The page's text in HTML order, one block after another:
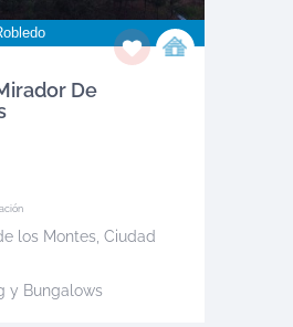
De
los Montes, Ciudad
y Bungalows